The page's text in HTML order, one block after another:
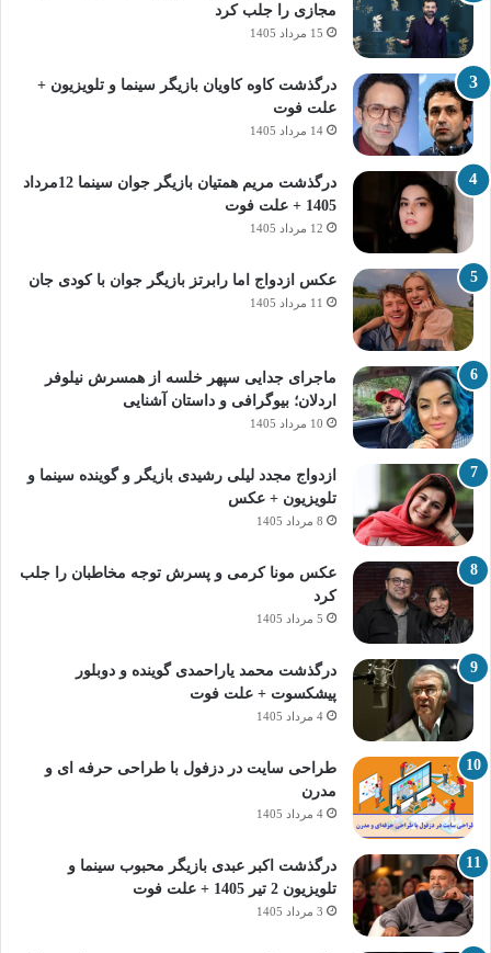
مجازی را جلب کرد
15 مرداد 1405
درگذشت کاوه کاویان بازیگر سینما و تلویزیون +
علت فوت
14 مرداد 1405
درگذشت مریم همتیان بازیگر جوان سینما 12مرداد
1405 + علت فوت
12 مرداد 1405
عکس ازدواج اما رابرتز بازیگر جوان با کودی جان
11 مرداد 1405
ماجرای جدایی سپهر خلسه از همسرش نیلوفر
اردلان؛ بیوگرافی و داستان آشنایی
10 مرداد 1405
ازدواج مجدد لیلی رشیدی بازیگر و گوینده سینما و
تلویزیون + عکس
8 مرداد 1405
عکس مونا کرمی و پسرش توجه مخاطبان را جلب
کرد
5 مرداد 1405
درگذشت محمد یاراحمدی گوینده و دوبلور
پیشکسوت + علت فوت
4 مرداد 1405
طراحی سایت در دزفول با طراحی حرفه‌ ای و
مدرن
4 مرداد 1405
درگذشت اکبر عبدی بازیگر محبوب سینما و
تلویزیون 2 تیر 1405 + علت فوت
3 مرداد 1405